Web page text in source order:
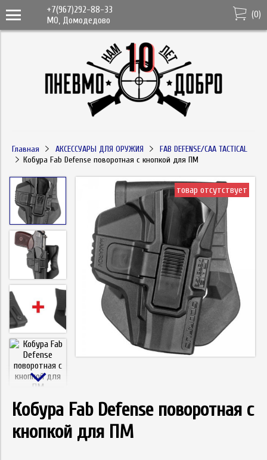
+7(967)292-88-33
МО, Домодедово
(0)
Главная АКСЕССУАРЫ ДЛЯ ОРУЖИЯ
FAB DEFENSE/CAA TACTICAL
Кобура Fab Defense поворотная с кнопкой для ПМ
товар отсутствует
Кобура Fab Defense поворотная с
кнопкой для ПМ